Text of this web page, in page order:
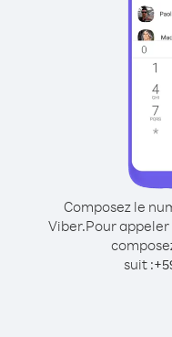
Composez le
Viber.Pour
suit :+